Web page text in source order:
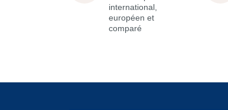
international,
européen et
comparé